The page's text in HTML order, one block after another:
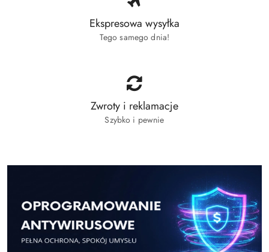
Ekspresowa wysyłka
Tego samego dnia!
Zwroty i reklamacje
Szybko i pewnie